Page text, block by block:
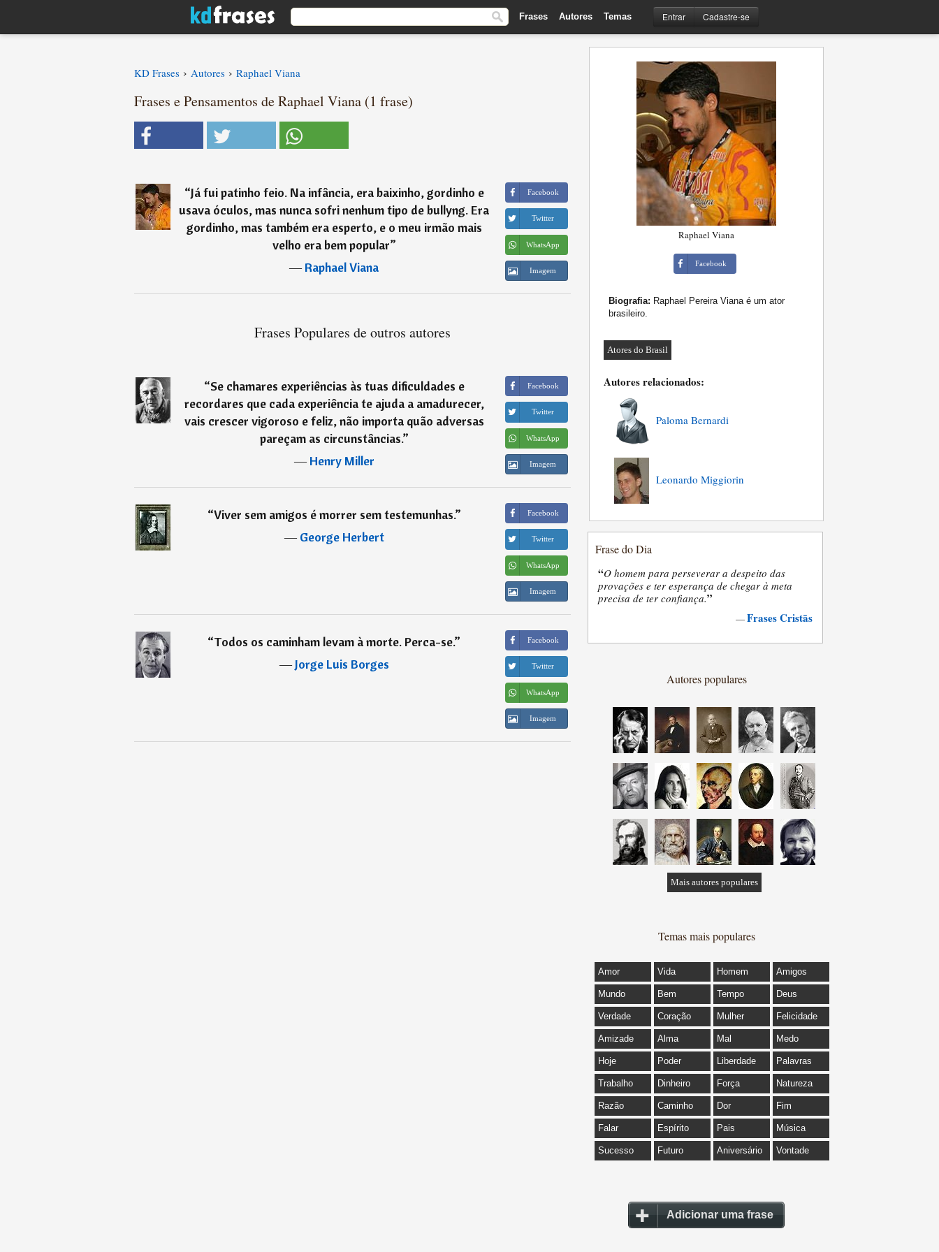
Frases Autores Temas Entrar Cadastre-se
KD Frases › Autores › Raphael Viana
Frases e Pensamentos de Raphael Viana (1 frase)
“Já fui patinho feio. Na infância, era baixinho, gordinho e
usava óculos, mas nunca sofri nenhum tipo de bullyng. Era
gordinho, mas também era esperto, e o meu irmão mais
velho era bem popular”
―Raphael Viana
Facebook
Twitter
WhatsApp
Imagem
Frases Populares de outros autores
“Se chamares experiências às tuas dificuldades e
recordares que cada experiência te ajuda a amadurecer,
vais crescer vigoroso e feliz, não importa quão adversas
pareçam as circunstâncias.”
―Henry Miller
Facebook
Twitter
WhatsApp
Imagem
“Viver sem amigos é morrer sem testemunhas.”
―George Herbert
Facebook
Twitter
WhatsApp
Imagem
“Todos os caminham levam à morte. Perca-se.”
―Jorge Luis Borges
Facebook
Twitter
WhatsApp
Imagem
Raphael Viana
Facebook
Biografia: Raphael Pereira Viana é um ator
brasileiro.
Atores do Brasil
Autores relacionados:
Paloma Bernardi
Leonardo Miggiorin
Frase do Dia
“O homem para perseverar a despeito das
provações e ter esperança de chegar à meta
precisa de ter confiança.”
—Frases Cristãs
Autores populares
Mais autores populares
Temas mais populares
Amor Vida Homem Amigos
Mundo Bem Tempo Deus
Verdade Coração Mulher Felicidade
Amizade Alma Mal Medo
Hoje Poder Liberdade Palavras
Trabalho Dinheiro Força Natureza
Razão Caminho Dor Fim
Falar Espírito Pais Música
Sucesso Futuro Aniversário Vontade
Adicionar uma frase